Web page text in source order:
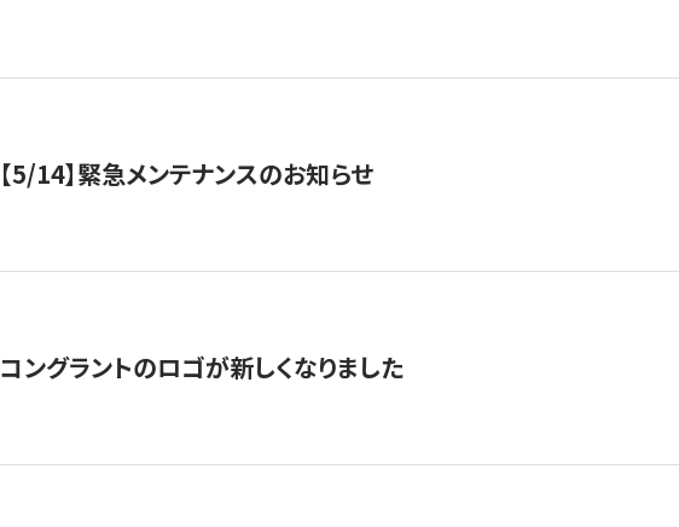
【5/14】緊急メンテナンスのお知らせ
コングラントのロゴが新しくなりました